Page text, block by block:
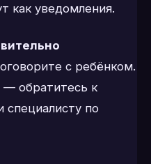
как уведомления.
с ребёнком.
— обратитесь к
специалисту по